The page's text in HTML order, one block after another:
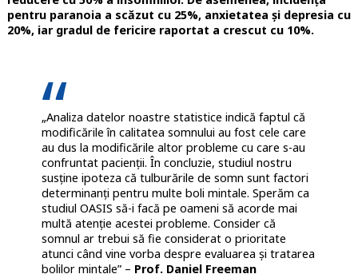
pentru paranoia a scăzut cu 25%, anxietatea și depresia cu
20%, iar gradul de fericire raportat a crescut cu 10%.
„Analiza datelor noastre statistice indică faptul că
modificările în calitatea somnului au fost cele care
au dus la modificările altor probleme cu care s-au
confruntat pacienții. În concluzie, studiul nostru
susține ipoteza că tulburările de somn sunt factori
determinanți pentru multe boli mintale. Sperăm ca
studiul OASIS să-i facă pe oameni să acorde mai
multă atenție acestei probleme. Consider că
somnul ar trebui să fie considerat o prioritate
atunci când vine vorba despre evaluarea și tratarea
bolilor mintale” – Prof. Daniel Freeman